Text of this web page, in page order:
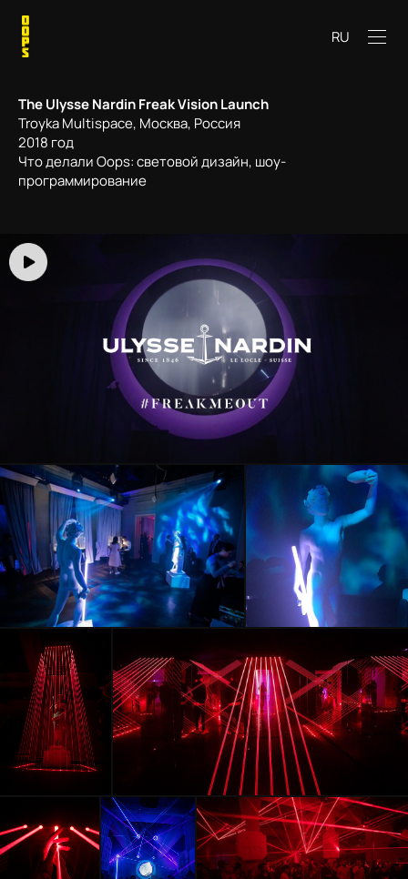
RU
The Ulysse Nardin Freak Vision Launch
Troyka Multispace, Москва, Россия
2018 год
Что делали Oops: световой дизайн, шоу-
программирование